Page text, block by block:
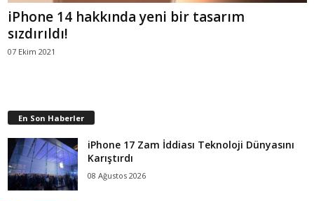
iPhone 14 hakkında yeni bir tasarım
sızdırıldı!
07 Ekim 2021
En Son Haberler
iPhone 17 Zam İddiası Teknoloji Dünyasını
Karıştırdı
08 Ağustos 2026